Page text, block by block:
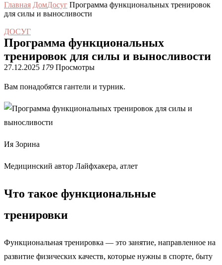
Главная ДомДосуг Программа функциональных тренировок
для силы и выносливости
ДОСУГ
Программа функциональных
тренировок для силы и выносливости
27.12.2025 179 Просмотры
Вам понадобятся гантели и турник.
Ия Зорина
Медицинский автор Лайфхакера, атлет
Что такое функциональные
тренировки
Функциональная тренировка — это занятие, направленное на
развитие физических качеств, которые нужны в спорте, быту